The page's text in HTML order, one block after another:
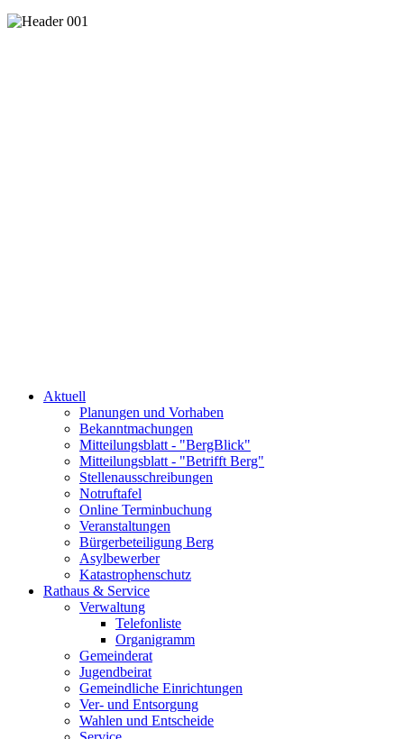
Aktuell
Planungen und Vorhaben
Bekanntmachungen
Mitteilungsblatt - "BergBlick"
Mitteilungsblatt - "Betrifft Berg"
Stellenausschreibungen
Notruftafel
Online Terminbuchung
Veranstaltungen
Bürgerbeteiligung Berg
Asylbewerber
Katastrophenschutz
Rathaus & Service
Verwaltung
Telefonliste
Organigramm
Gemeinderat
Jugendbeirat
Gemeindliche Einrichtungen
Ver- und Entsorgung
Wahlen und Entscheide